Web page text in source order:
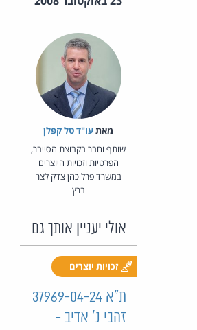
מאת‏עו"ד טל קפלן
שותף וחבר בקבוצת הסייבר,
הפרטיות וזכויות היוצרים
במשרד פרל כהן צדק לצר
ברץ
אולי יעניין אותך גם
זכויות יוצרים
ת"א 37969-04-24
זהבי נ' אדיב -